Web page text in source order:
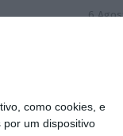
como cookies, e
um dispositivo
6
Luís
6